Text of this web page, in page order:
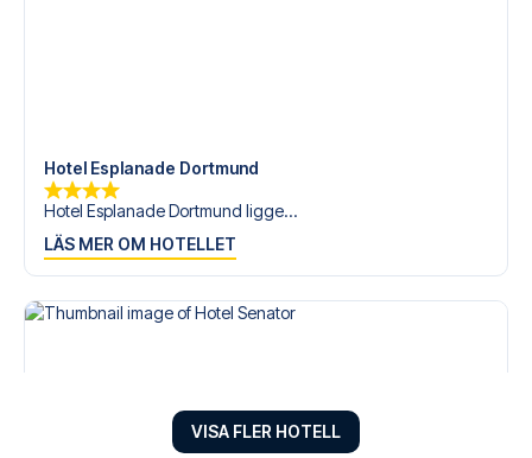
Hotel Esplanade Dortmund
Hotel Esplanade Dortmund ligge...
LÄS MER OM HOTELLET
VISA FLER HOTELL